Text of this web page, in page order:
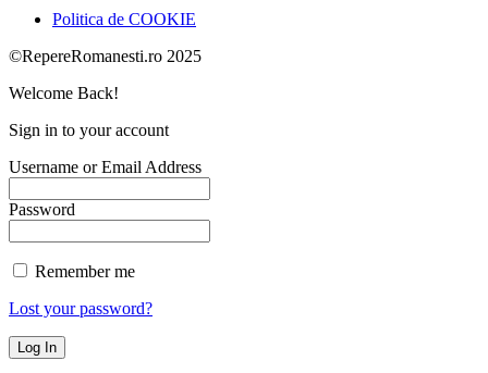
Politica de COOKIE
©RepereRomanesti.ro 2025
Welcome Back!
Sign in to your account
Username or Email Address
Password
Remember me
Lost your password?